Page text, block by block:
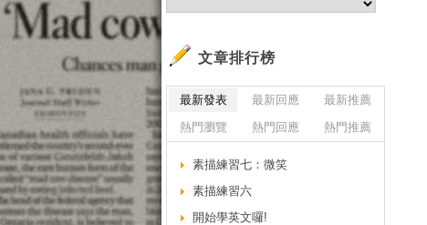
文章排行榜
最新發表 最新回應
最新推薦
熱門瀏覽
熱門回應 熱門推薦
素描練習七：微笑
素描練習六
開始學英文囉!